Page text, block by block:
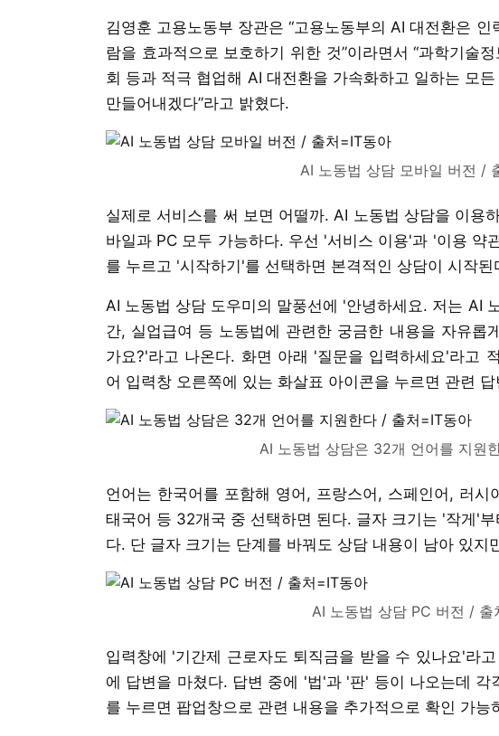
김영훈 고용노동부 장관은 “고용노동부의 AI 대전환은
람을 효과적으로 보호하기 위한 것”이라면서 “과학기술
회 등과 적극 협업해 AI 대전환을 가속화하고 일하는 모
만들어내겠다”라고 밝혔다.
AI 노동법 상담 모바일 버전 /
실제로 서비스를 써 보면 어떨까. AI 노동법 상담을 이용
바일과 PC 모두 가능하다. 우선 '서비스 이용'과 '이용 약
를 누르고 '시작하기'를 선택하면 본격적인 상담이 시작된
AI 노동법 상담 도우미의 말풍선에 '안녕하세요. 저는 AI
간, 실업급여 등 노동법에 관련한 궁금한 내용을 자유롭
가요?'라고 나온다. 화면 아래 '질문을 입력하세요'라고
어 입력창 오른쪽에 있는 화살표 아이콘을 누르면 관련
AI 노동법 상담은 32개 언어를 지원
언어는 한국어를 포함해 영어, 프랑스어, 스페인어, 러
태국어 등 32개국 중 선택하면 된다. 글자 크기는 '작게'
다. 단 글자 크기는 단계를 바꿔도 상담 내용이 남아 있지
AI 노동법 상담 PC 버전 / 출
입력창에 '기간제 근로자도 퇴직금을 받을 수 있나요'라
에 답변을 마쳤다. 답변 중에 '법'과 '판' 등이 나오는데
를 누르면 팝업창으로 관련 내용을 추가적으로 확인 가능